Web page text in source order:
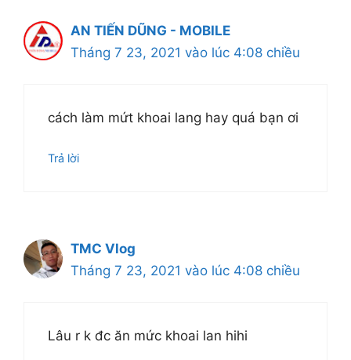
AN TIẾN DŨNG - MOBILE
Tháng 7 23, 2021 vào lúc 4:08 chiều
cách làm mứt khoai lang hay quá bạn ơi
Trả lời
TMC Vlog
Tháng 7 23, 2021 vào lúc 4:08 chiều
Lâu r k đc ăn mức khoai lan hihi